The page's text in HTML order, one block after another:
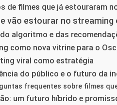
de filmes que já estouraram
vão estourar no streaming
algoritmo e das
como nova vitrine para o
viral como estratégia
do público e o futuro da
frequentes sobre filmes
um futuro híbrido e